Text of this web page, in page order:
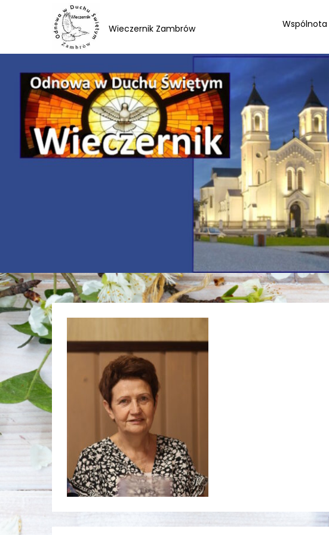
Wieczernik Zambrów Wspólnota